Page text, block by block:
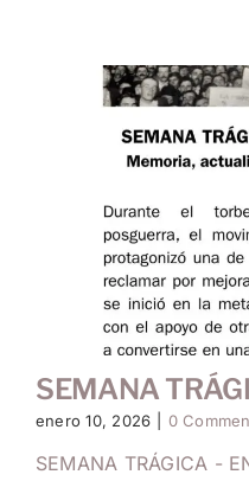
SEMANA
enero 10, 2026 0
SEMANA TRÁGICA -